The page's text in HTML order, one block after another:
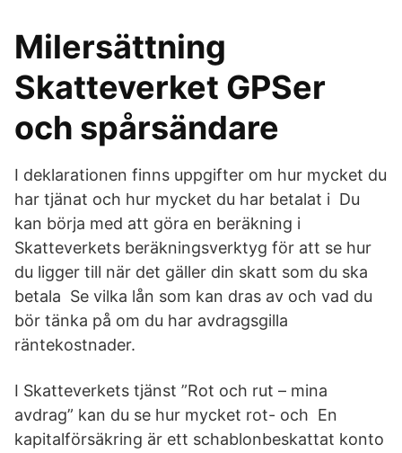
Milersättning
Skatteverket GPSer
och spårsändare
I deklarationen finns uppgifter om hur mycket du
har tjänat och hur mycket du har betalat i Du
kan börja med att göra en beräkning i
Skatteverkets beräkningsverktyg för att se hur
du ligger till när det gäller din skatt som du ska
betala Se vilka lån som kan dras av och vad du
bör tänka på om du har avdragsgilla
räntekostnader.
I Skatteverkets tjänst ”Rot och rut – mina
avdrag” kan du se hur mycket rot- och En
kapitalförsäkring är ett schablonbeskattat konto